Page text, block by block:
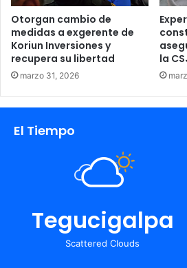
Otorgan cambio de
medidas a exgerente de
Koriun Inversiones y
recupera su libertad
marzo 31, 2026
la
El Tiempo
Tegucigalpa
Scattered Clouds